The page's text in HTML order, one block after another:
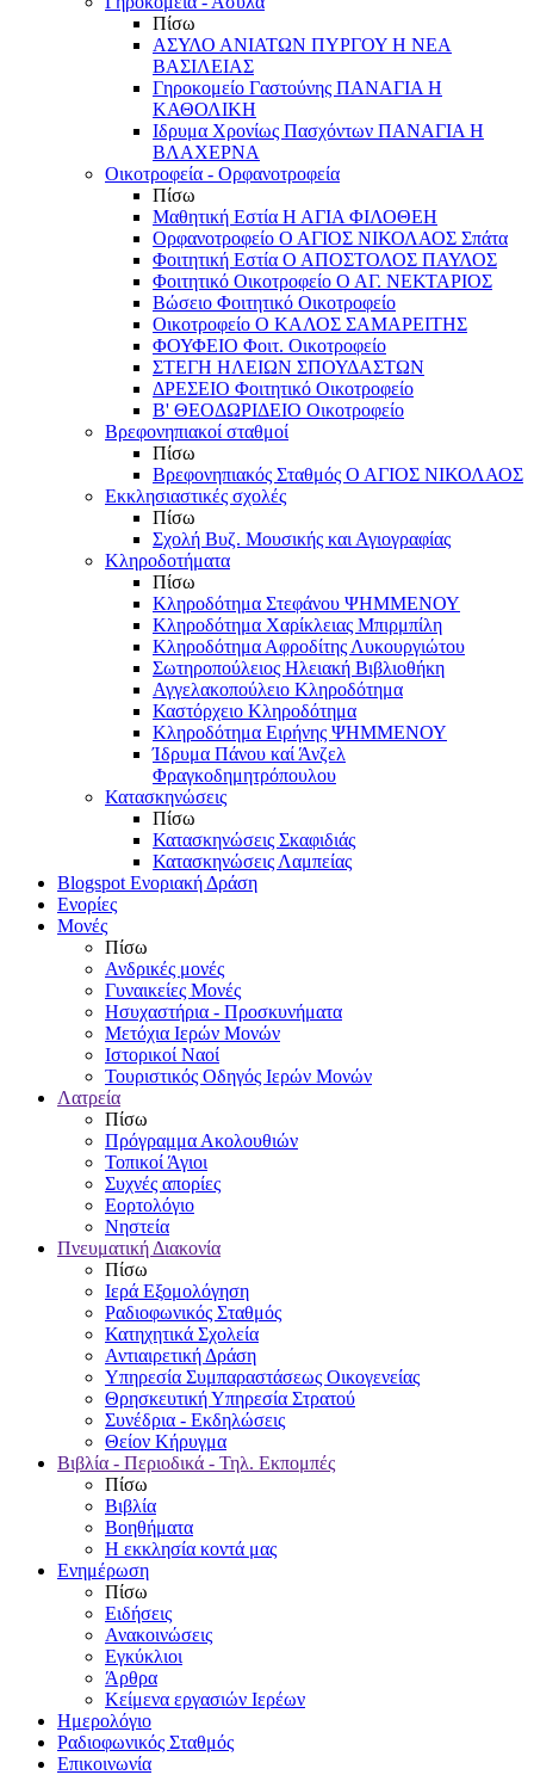
Πίσω
ΑΣΥΛΟ ΑΝΙΑΤΩΝ ΠΥΡΓΟΥ Η ΝΕΑ
ΒΑΣΙΛΕΙΑΣ
Γηροκομείο Γαστούνης ΠΑΝΑΓΙΑ Η
ΚΑΘΟΛΙΚΗ
Ιδρυμα Χρονίως Πασχόντων ΠΑΝΑΓΙΑ Η
ΒΛΑΧΕΡΝΑ
Οικοτροφεία - Ορφανοτροφεία
Πίσω
Μαθητική Εστία Η ΑΓΙΑ ΦΙΛΟΘΕΗ
Ορφανοτροφείο Ο ΑΓΙΟΣ ΝΙΚΟΛΑΟΣ Σπάτα
Φοιτητική Εστία Ο ΑΠΟΣΤΟΛΟΣ ΠΑΥΛΟΣ
Φοιτητικό Οικοτροφείο Ο ΑΓ. ΝΕΚΤΑΡΙΟΣ
Βώσειο Φοιτητικό Οικοτροφείο
Οικοτροφείο Ο ΚΑΛΟΣ ΣΑΜΑΡΕΙΤΗΣ
ΦΟΥΦΕΙΟ Φοιτ. Οικοτροφείο
ΣΤΕΓΗ ΗΛΕΙΩΝ ΣΠΟΥΔΑΣΤΩΝ
ΔΡΕΣΕΙΟ Φοιτητικό Οικοτροφείο
Β' ΘΕΟΔΩΡΙΔΕΙΟ Οικοτροφείο
Βρεφονηπιακοί σταθμοί
Πίσω
Βρεφονηπιακός Σταθμός Ο ΑΓΙΟΣ ΝΙΚΟΛΑΟΣ
Εκκλησιαστικές σχολές
Πίσω
Σχολή Βυζ. Μουσικής και Αγιογραφίας
Κληροδοτήματα
Πίσω
Κληροδότημα Στεφάνου ΨΗΜΜΕΝΟΥ
Κληροδότημα Χαρίκλειας Μπιρμπίλη
Κληροδότημα Αφροδίτης Λυκουργιώτου
Σωτηροπούλειος Ηλειακή Βιβλιοθήκη
Αγγελακοπούλειο Κληροδότημα
Καστόρχειο Κληροδότημα
Κληροδότημα Ειρήνης ΨΗΜΜΕΝΟΥ
Ίδρυμα Πάνου καί Άνζελ
Φραγκοδημητρόπουλου
Κατασκηνώσεις
Πίσω
Κατασκηνώσεις Σκαφιδιάς
Κατασκηνώσεις Λαμπείας
Blogspot Ενοριακή Δράση
Ενορίες
Μονές
Πίσω
Ανδρικές μονές
Γυναικείες Μονές
Ησυχαστήρια - Προσκυνήματα
Μετόχια Ιερών Μονών
Ιστορικοί Ναοί
Τουριστικός Οδηγός Ιερών Μονών
Λατρεία
Πίσω
Πρόγραμμα Ακολουθιών
Τοπικοί Άγιοι
Συχνές απορίες
Εορτολόγιο
Νηστεία
Πνευματική Διακονία
Πίσω
Ιερά Εξομολόγηση
Ραδιοφωνικός Σταθμός
Κατηχητικά Σχολεία
Αντιαιρετική Δράση
Υπηρεσία Συμπαραστάσεως Οικογενείας
Θρησκευτική Υπηρεσία Στρατού
Συνέδρια - Εκδηλώσεις
Θείον Κήρυγμα
Βιβλία - Περιοδικά - Τηλ. Εκπομπές
Πίσω
Βιβλία
Βοηθήματα
Η εκκλησία κοντά μας
Ενημέρωση
Πίσω
Ειδήσεις
Ανακοινώσεις
Εγκύκλιοι
Άρθρα
Κείμενα εργασιών Ιερέων
Ημερολόγιο
Ραδιοφωνικός Σταθμός
Επικοινωνία